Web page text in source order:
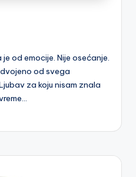
od emocije. Nije osećanje.
od svega
za koju nisam znala